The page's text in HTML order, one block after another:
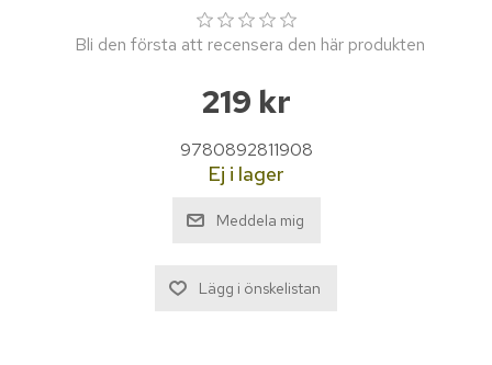
Bli den första att recensera den här produkten
219 kr
9780892811908
Ej i lager